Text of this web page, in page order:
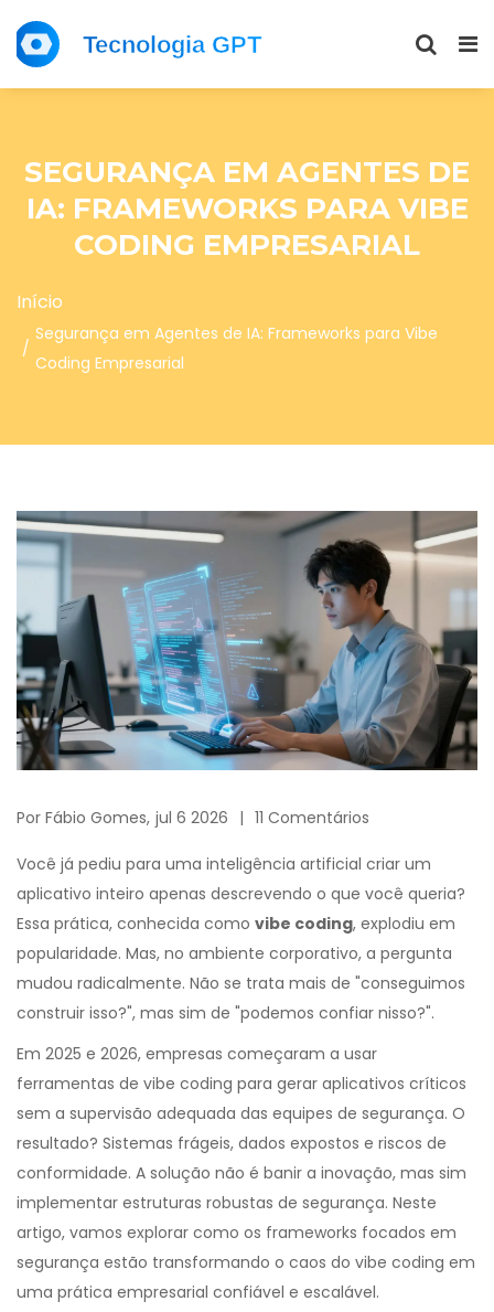
SEGURANÇA EM AGENTES DE
IA: FRAMEWORKS PARA VIBE
CODING EMPRESARIAL
Início
Segurança em Agentes de IA: Frameworks para Vibe
Coding Empresarial
Por Fábio Gomes, jul 6 2026 11 Comentários
Você já pediu para uma inteligência artificial criar um
aplicativo inteiro apenas descrevendo o que você queria?
Essa prática, conhecida como vibe coding, explodiu em
popularidade. Mas, no ambiente corporativo, a pergunta
mudou radicalmente. Não se trata mais de "conseguimos
construir isso?", mas sim de "podemos confiar nisso?".
Em 2025 e 2026, empresas começaram a usar
ferramentas de vibe coding para gerar aplicativos críticos
sem a supervisão adequada das equipes de segurança. O
resultado? Sistemas frágeis, dados expostos e riscos de
conformidade. A solução não é banir a inovação, mas sim
implementar estruturas robustas de segurança. Neste
artigo, vamos explorar como os frameworks focados em
segurança estão transformando o caos do vibe coding em
uma prática empresarial confiável e escalável.